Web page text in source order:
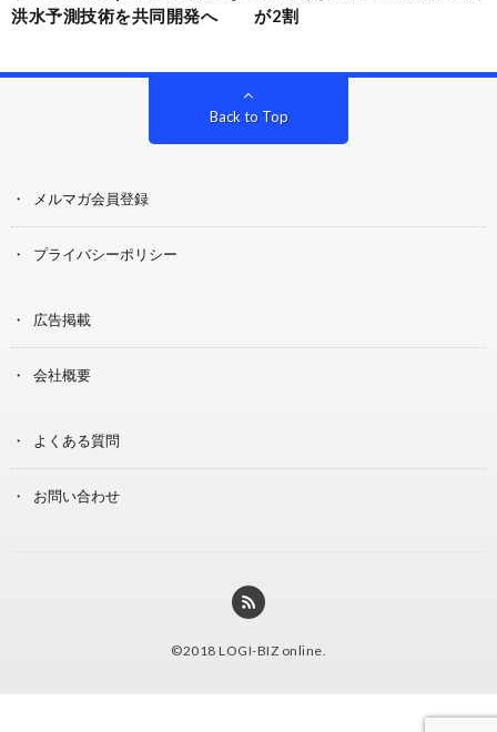
洪水予測技術を共同開発へ
が2割
Back to Top
メルマガ会員登録
プライバシーポリシー
広告掲載
会社概要
よくある質問
お問い合わせ
©2018 LOGI-BIZ online